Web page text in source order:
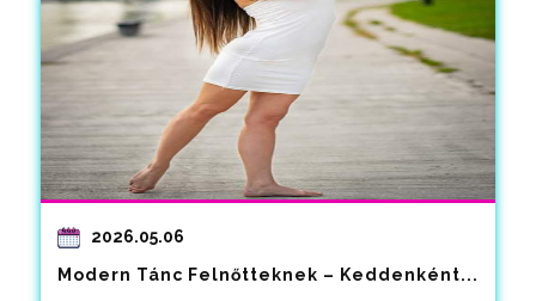
2026.05.06
Modern Tánc Felnőtteknek – Keddenként...